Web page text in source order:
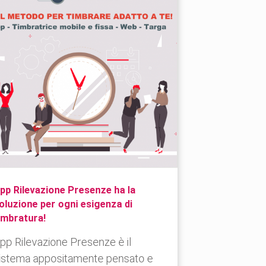
Rilevazione Presenze ha la
per ogni esigenza di
Rilevazione Presenze è il
appositamente pensato e